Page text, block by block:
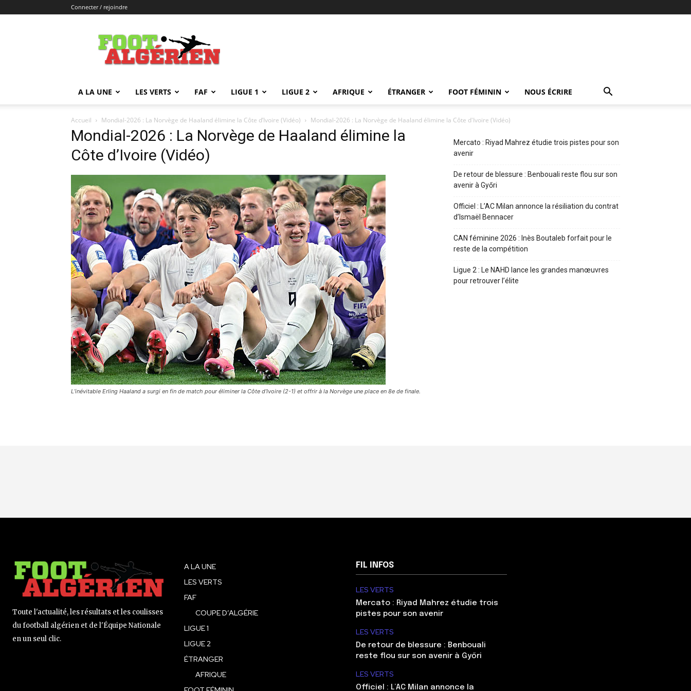
Connecter / rejoindre
FOOTALGERIEN
A LA UNE LES VERTS FAF LIGUE 1 LIGUE 2 AFRIQUE ÉTRANGER FOOT FÉMININ NOUS ÉCRIRE
Accueil Mondial-2026 : La Norvège de Haaland élimine la Côte d’Ivoire (Vidéo) Mondial-2026 : La Norvège de Haaland élimine la Côte d'Ivoire (Vidéo)
Mondial-2026 : La Norvège de Haaland élimine la
Côte d’Ivoire (Vidéo)
L’inévitable Erling Haaland a surgi en fin de match pour éliminer la Côte d’Ivoire (2-1) et offrir à la Norvège une place en 8e de finale.
Mercato : Riyad Mahrez étudie trois pistes pour son
avenir
De retour de blessure : Benbouali reste flou sur son
avenir à Győri
Officiel : L’AC Milan annonce la résiliation du contrat
d’Ismaël Bennacer
CAN féminine 2026 : Inès Boutaleb forfait pour le
reste de la compétition
Ligue 2 : Le NAHD lance les grandes manœuvres
pour retrouver l’élite
Toute l'actualité, les résultats et les coulisses
du football algérien et de l'Équipe Nationale
en un seul clic.
A LA UNE
LES VERTS
FAF
COUPE D’ALGÉRIE
LIGUE 1
LIGUE 2
ÉTRANGER
AFRIQUE
FIL INFOS
LES VERTS
Mercato : Riyad Mahrez étudie trois
pistes pour son avenir
LES VERTS
De retour de blessure : Benbouali
reste flou sur son avenir à Győri
LES VERTS
Officiel : L’AC Milan annonce la